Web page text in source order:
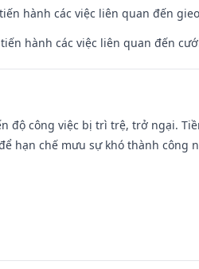
hành các việc liên quan đến
hành các việc liên quan đến
độ công việc bị trì trệ, trở ngại.
hạn chế mưu sự khó thành công